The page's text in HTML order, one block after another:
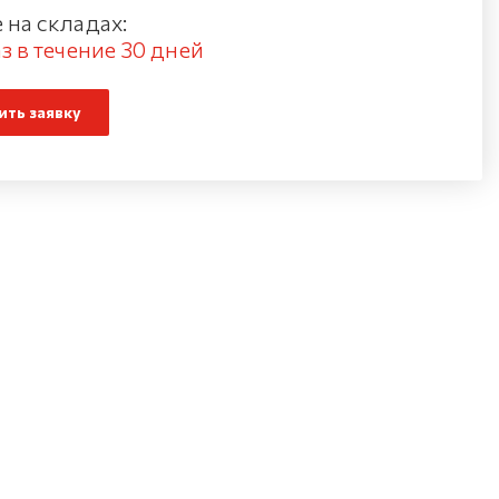
складах:
в течение 30 дней
заявку